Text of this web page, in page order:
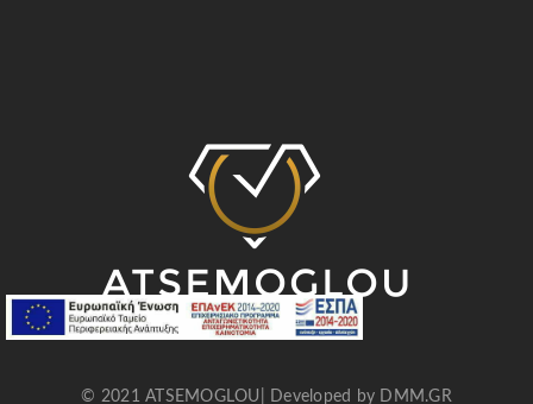
© 2021 ATSEMOGLOU| Developed by DMM.GR